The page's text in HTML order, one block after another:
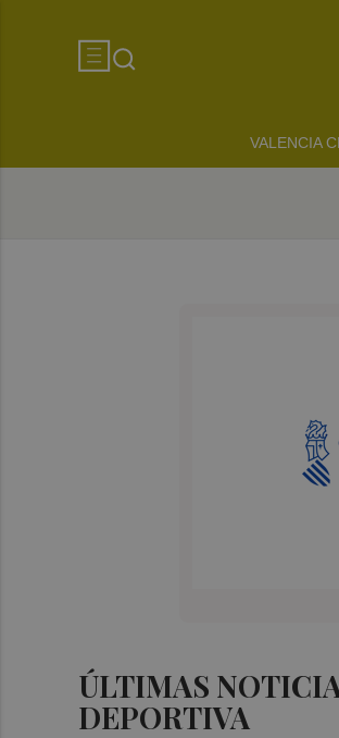
VALENCIA
ÚLTIMAS
DEPORTIVA